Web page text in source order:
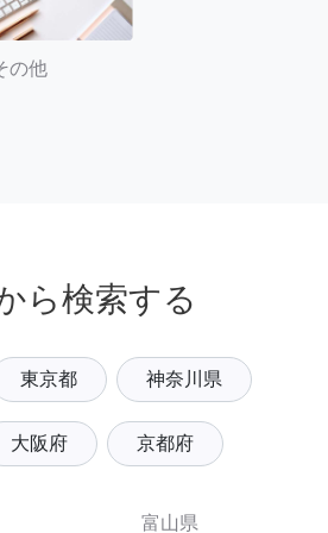
の他
ら検索する
東京都 神奈川県
大阪府 京都府
富山県